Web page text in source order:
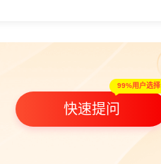
99%用户选择
快速提问